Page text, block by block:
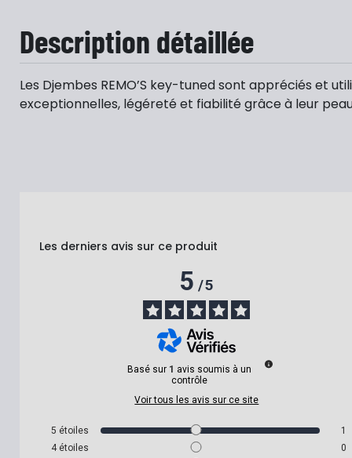
Description détaillée
Les Djembes REMO’S key-tuned sont appréciés et
exceptionnelles, légéreté et fiabilité grâce à leur
Les derniers avis sur ce produit
5/5
Basé sur 1 avis soumis à un
contrôle
Voir tous les avis sur ce site
5 étoiles
1
4 étoiles
0